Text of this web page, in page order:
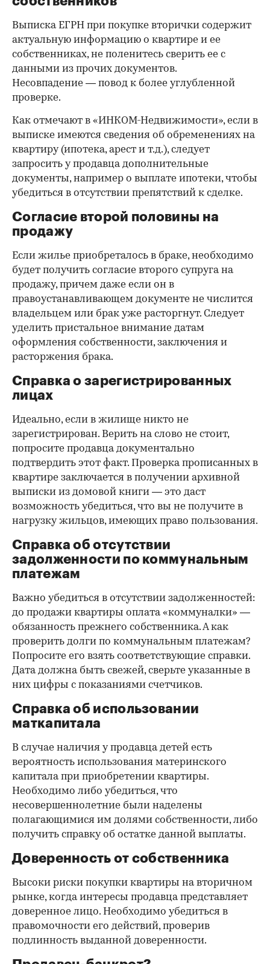
Выписка ЕГРН при покупке вторички содержит
актуальную информацию о квартире и ее
собственниках, не поленитесь сверить ее с
данными из прочих документов.
Несовпадение — повод к более углубленной
проверке.
Как отмечают в «ИНКОМ-Недвижимости», если в
выписке имеются сведения об обременениях на
квартиру (ипотека, арест и т.д.), следует
запросить у продавца дополнительные
документы, например о выплате ипотеки, чтобы
убедиться в отсутствии препятствий к сделке.
Согласие второй половины на
продажу
Если жилье приобреталось в браке, необходимо
будет получить согласие второго супруга на
продажу, причем даже если он в
правоустанавливающем документе не числится
владельцем или брак уже расторгнут. Следует
уделить пристальное внимание датам
оформления собственности, заключения и
расторжения брака.
Справка о зарегистрированных
лицах
Идеально, если в жилище никто не
зарегистрирован. Верить на слово не стоит,
попросите продавца документально
подтвердить этот факт. Проверка прописанных в
квартире заключается в получении архивной
выписки из домовой книги — это даст
возможность убедиться, что вы не получите в
нагрузку жильцов, имеющих право пользования.
Справка об отсутствии
задолженности по коммунальным
платежам
Важно убедиться в отсутствии задолженностей:
до продажи квартиры оплата «коммуналки» —
обязанность прежнего собственника. А как
проверить долги по коммунальным платежам?
Попросите его взять соответствующие справки.
Дата должна быть свежей, сверьте указанные в
них цифры с показаниями счетчиков.
Справка об использовании
маткапитала
В случае наличия у продавца детей есть
вероятность использования материнского
капитала при приобретении квартиры.
Необходимо либо убедиться, что
несовершеннолетние были наделены
полагающимися им долями собственности, либо
получить справку об остатке данной выплаты.
Доверенность от собственника
Высоки риски покупки квартиры на вторичном
рынке, когда интересы продавца представляет
доверенное лицо. Необходимо убедиться в
правомочности его действий, проверив
подлинность выданной доверенности.